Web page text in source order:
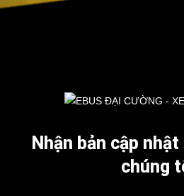
Nhận bản cập
chúng